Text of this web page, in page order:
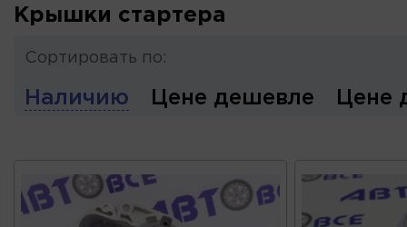
Крышки стартера
Сортировать по:
Наличию Цене дешевле Цене